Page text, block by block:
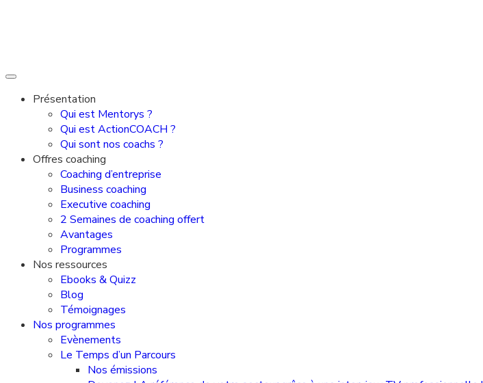
Présentation
Qui est Mentorys ?
Qui est ActionCOACH ?
Qui sont nos coachs ?
Offres coaching
Coaching d’entreprise
Business coaching
Executive coaching
2 Semaines de coaching offert
Avantages
Programmes
Nos ressources
Ebooks & Quizz
Blog
Témoignages
Nos programmes
Evènements
Le Temps d’un Parcours
Nos émissions